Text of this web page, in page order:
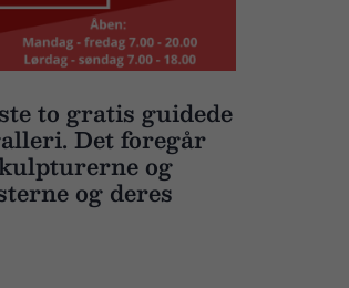
to gratis guidede
Det foregår
og
og deres